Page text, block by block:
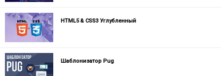
HTML5 & CSS3 Углубленный
Шаблонизатор Pug